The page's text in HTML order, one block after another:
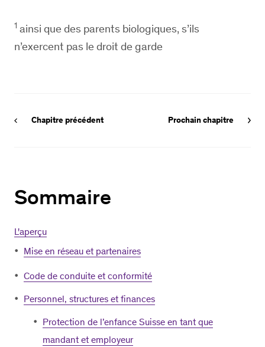
1 ainsi que des parents biologiques, s’ils
n’exercent pas le droit de garde
Chapitre précédent Prochain chapitre
Sommaire
L'aperçu
Mise en réseau et partenaires
Code de conduite et conformité
Personnel, structures et finances
Protection de l’enfance Suisse en tant que
mandant et employeur